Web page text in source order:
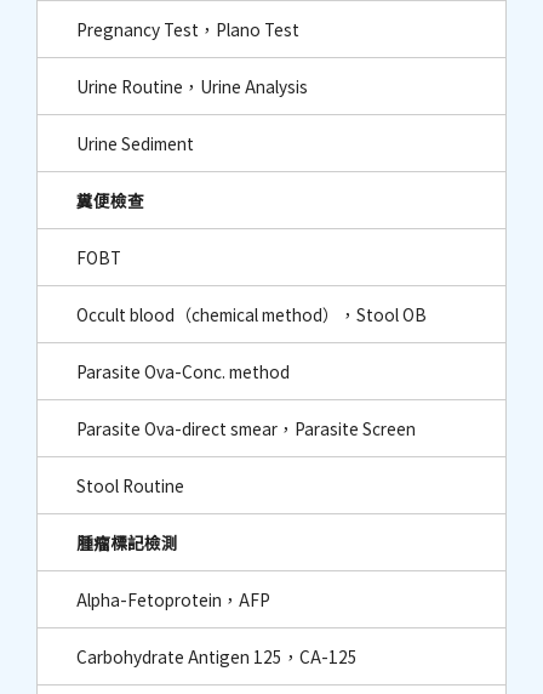
Pregnancy Test，Plano Test
Urine Routine，Urine Analysis
Urine Sediment
糞便檢查
FOBT
Occult blood（chemical method），Stool OB
Parasite Ova-Conc. method
Parasite Ova-direct smear，Parasite Screen
Stool Routine
腫瘤標記檢測
Alpha-Fetoprotein，AFP
Carbohydrate Antigen 125，CA-125